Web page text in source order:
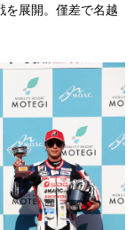
を展開。僅差で名越